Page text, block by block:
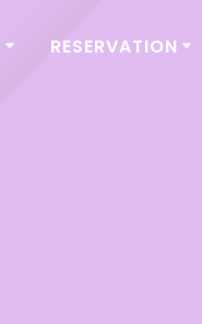
RESERVATION